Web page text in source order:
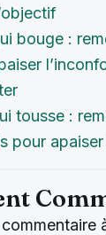
bouge :
tousse :
pour